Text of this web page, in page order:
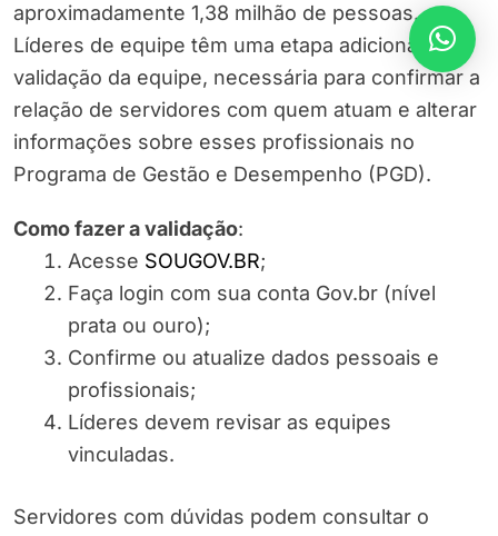
aproximadamente 1,38 milhão de pessoas.
Líderes de equipe têm uma etapa adicional: a
validação da equipe, necessária para confirmar a
relação de servidores com quem atuam e alterar
informações sobre esses profissionais no
Programa de Gestão e Desempenho (PGD).
Como fazer a validação:
Acesse SOUGOV.BR;
Faça login com sua conta Gov.br (nível
prata ou ouro);
Confirme ou atualize dados pessoais e
profissionais;
Líderes devem revisar as equipes
vinculadas.
Servidores com dúvidas podem consultar o